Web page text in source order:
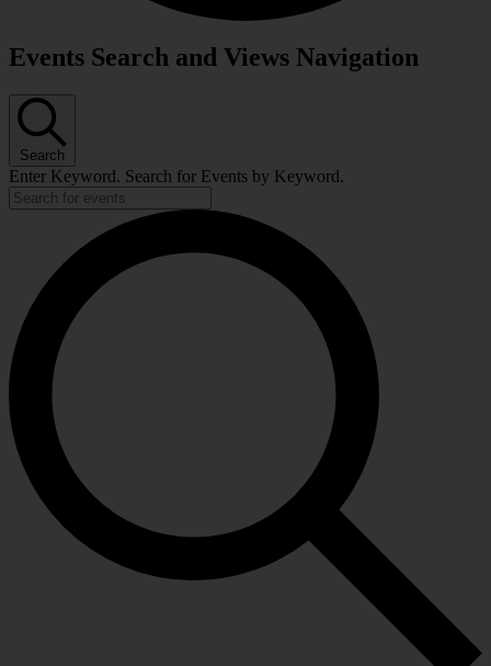
Events Search and Views Navigation
Search
Enter Keyword. Search for Events by Keyword.